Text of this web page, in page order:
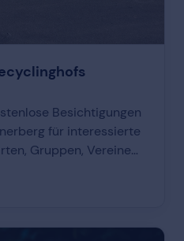
Besichtigungen
für interessierte
Gruppen, Vereine